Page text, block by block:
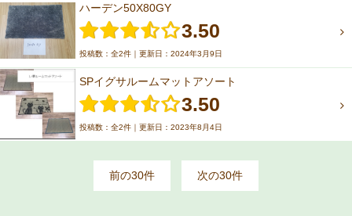
ハーデン50X80GY
3.50
投稿数：全2件｜更新日：2024年3月9日
SPイグサルームマットアソート
3.50
投稿数：全2件｜更新日：2023年8月4日
前の30件 次の30件